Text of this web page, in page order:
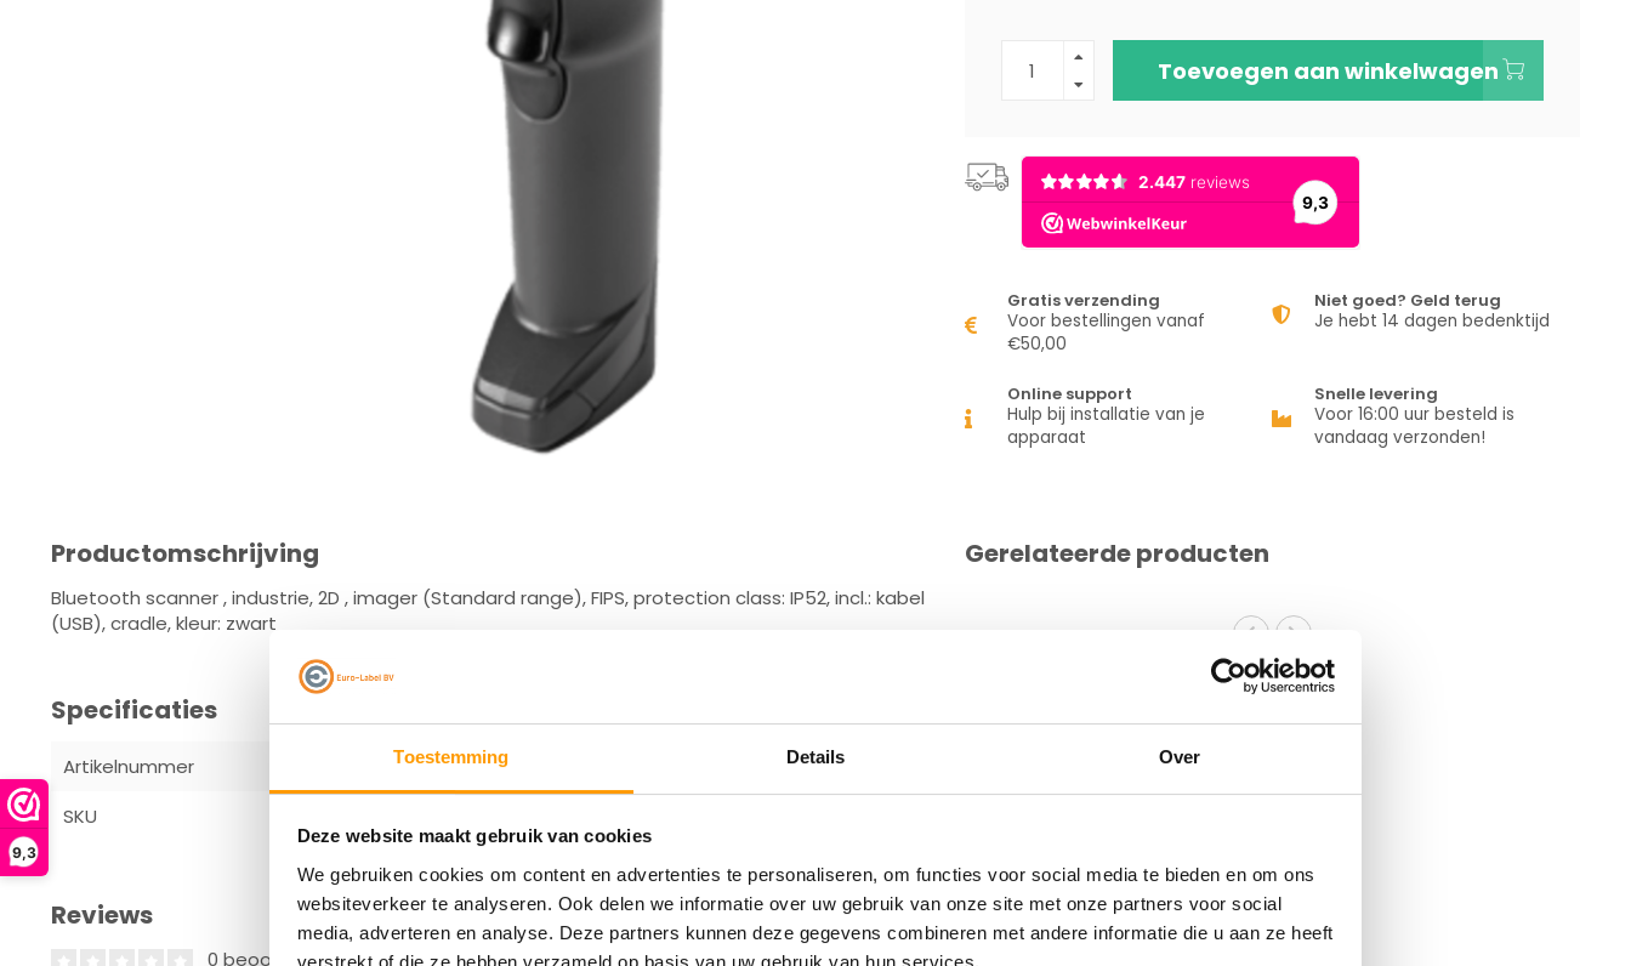
Toestemming Details Over
Deze website maakt gebruik van cookies
We gebruiken cookies om content en advertenties te personaliseren, om functies voor social media te bieden en om ons
websiteverkeer te analyseren. Ook delen we informatie over uw gebruik van onze site met onze partners voor social
media, adverteren en analyse. Deze partners kunnen deze gegevens combineren met andere informatie die u aan ze heeft
verstrekt of die ze hebben verzameld op basis van uw gebruik van hun services.
9,3
Toevoegen aan winkelwagen
Gratis verzending
Voor bestellingen vanaf
€50,00
Niet goed? Geld terug
Je hebt 14 dagen bedenktijd
Online support
Hulp bij installatie van je
apparaat
Snelle levering
Voor 16:00 uur besteld is
vandaag verzonden!
Productomschrijving
Bluetooth scanner , industrie, 2D , imager (Standard range), FIPS, protection class: IP52, incl.: kabel
(USB), cradle, kleur: zwart
Specificaties
Artikelnummer
DS8178-SR7U2100SFW
SKU
Reviews
0 beoordelingen
Gerelateerde producten